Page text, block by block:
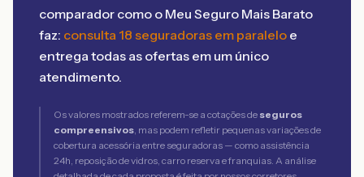
comparador como o Meu Seguro Mais Barato
faz: consulta 18 seguradoras em paralelo e
entrega todas as ofertas em um único
atendimento.
Os valores mostrados referem-se a cotações de seguros
compreensivos, mas podem refletir pequenas variações de
cobertura acessória entre seguradoras — como assistência
24h, reposição de vidros, carro reserva e franquias. A análise